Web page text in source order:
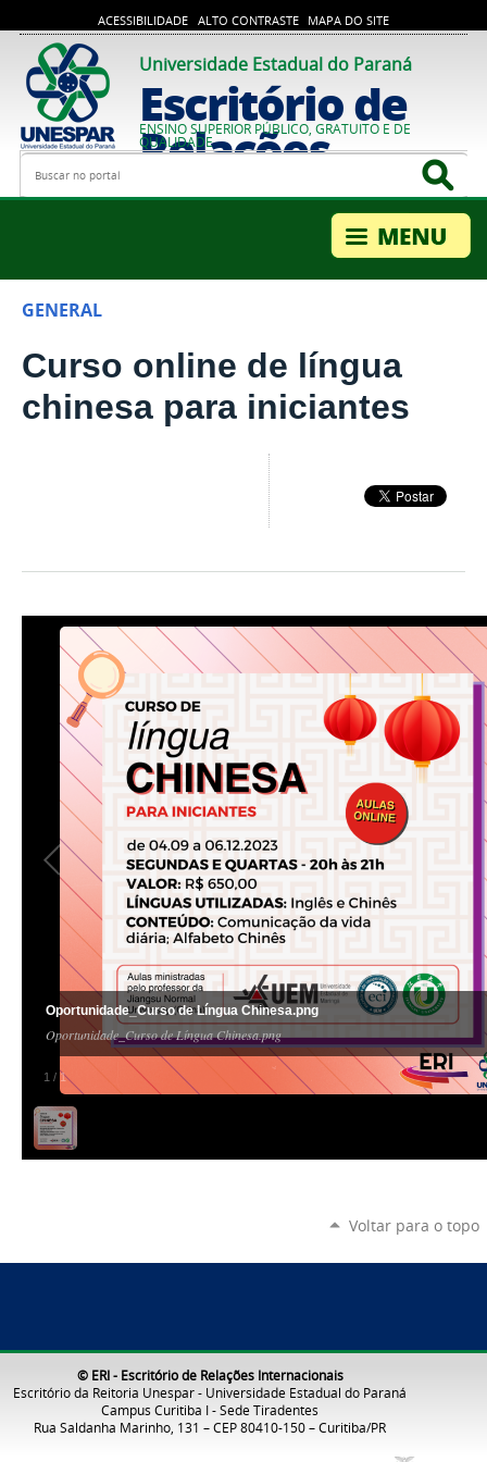
ACESSIBILIDADE ALTO CONTRASTE MAPA DO SITE
Universidade Estadual do Paraná
Escritório de
Relações
Internacionais
ENSINO SUPERIOR PÚBLICO, GRATUITO E DE
QUALIDADE
Busca
GENERAL
Curso online de língua
chinesa para iniciantes
1 / 1
Oportunidade_Curso de Língua Chinesa.png
Oportunidade_Curso de Língua Chinesa.png
Voltar para o topo
© ERI - Escritório de Relações Internacionais
Escritório da Reitoria Unespar - Universidade Estadual do Paraná
Campus Curitiba I - Sede Tiradentes
Rua Saldanha Marinho, 131 – CEP 80410-150 – Curitiba/PR